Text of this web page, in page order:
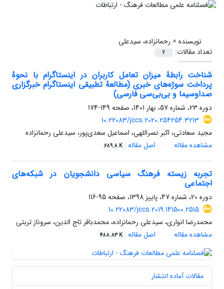
نویسنده = رحمانزاده، سیدعلی
تعداد مقالات:
2
شناخت رابطۀ میزان تعامل کاربران در اینستاگرام با نحوۀ
پرداخت سوژه‌های خبری (مطالعۀ تطبیقی اینستاگرام خبرگزاری
صداوسیما و بی‌بی‌سی فارسی)
دوره 23، شماره 57، بهار 1401، صفحه
149-174
10.22083/jccs.2020.254254.3213
مجید سعادتی، اکبر نصراللهی، اسماعیل سعدی‌پور، سیدعلی رحمانزاده
مشاهده مقاله
اصل مقاله 689.8 K
تجربه زیسته فرهنگ سیاسی دانشجویان در شبکه‌های
اجتماعی
دوره 20، شماره 47، پاییز 1398، صفحه
95-116
10.22083/jccs.2019.141500.2515
محمدرضا انواری، سیدعلی رحمانزاده، محمدباقر تاج الدین، سروناز تربتی
مشاهده مقاله
اصل مقاله 488.83 K
مقالات آماده انتشار